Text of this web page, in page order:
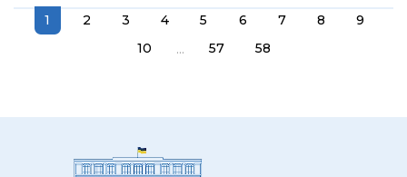
1 2 3 4 5 6 7 8
9
10
... 57 58